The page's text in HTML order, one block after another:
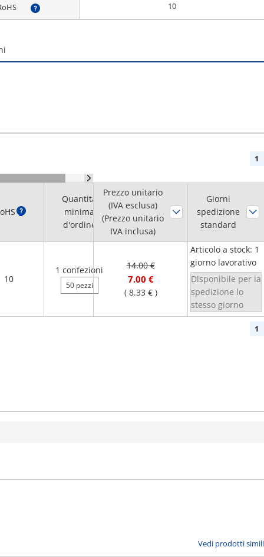
10
1
?
Quantità
minima
d'ordine
10
1 confezioni
50 pezzi
Prezzo unitario
(IVA esclusa)
(Prezzo unitario
IVA inclusa)
Giorni
spedizione
standard
14.00 €
7.00 €
( 8.33 € )
Articolo a stock: 1
giorno lavorativo
Disponibile per la
spedizione lo
stesso giorno
1
Vedi prodotti simili